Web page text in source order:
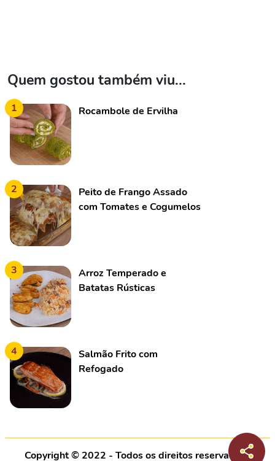
Quem gostou também viu...
1 Rocambole de Ervilha
2
Peito de Frango Assado
com Tomates e Cogumelos
3
Arroz Temperado e
Batatas Rústicas
4
Salmão Frito com
Refogado
Copyright © 2022 - Todos os direitos reservados |